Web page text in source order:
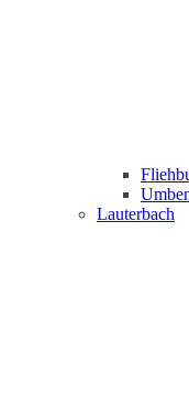
Lauterbach